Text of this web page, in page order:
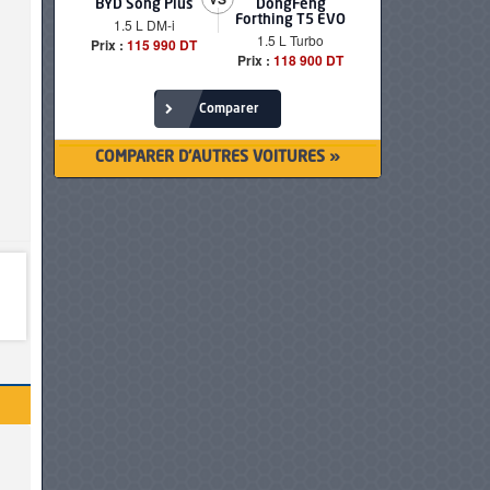
BYD Song Plus
1.5 L DM-i
Prix : 115 990 DT
DongFeng
Forthing T5 EVO
1.5 L Turbo
Prix : 118 900 DT
Comparer
COMPARER D'AUTRES VOITURES »